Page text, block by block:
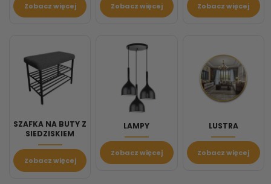
Zobacz więcej Zobacz więcej Zobacz więcej
SZAFKA NA BUTY Z
SIEDZISKIEM
Zobacz więcej
LAMPY
Zobacz więcej
LUSTRA
Zobacz więcej